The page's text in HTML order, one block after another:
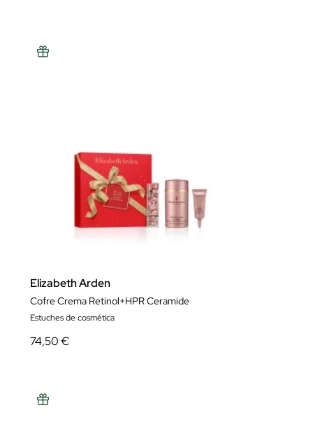
Elizabeth Arden
Cofre Crema Retinol+HPR Ceramide
Estuches de cosmética
74,50 €